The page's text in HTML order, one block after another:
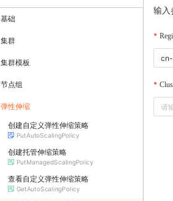
基础
集群
集群模板
节点组
弹性伸缩
创建自定义弹性伸缩策略
PutAutoScalingPolicy
创建托管伸缩策略
PutManagedScalingPolicy
查看自定义弹性伸缩策略
GetAutoScalingPolicy
输入